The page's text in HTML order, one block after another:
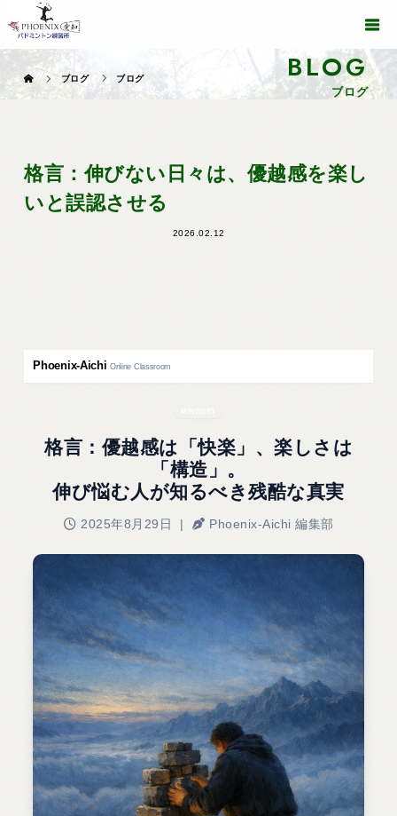
BLOG
ブログ
ブログ ブログ
格言：伸びない日々は、優越感を楽し
いと誤認させる
2026.02.12
Phoenix-Aichi Online Classroom
格言：優越感は「快楽」、楽しさは
「構造」。
伸び悩む人が知るべき残酷な真実
2025年8月29日 | Phoenix-Aichi 編集部